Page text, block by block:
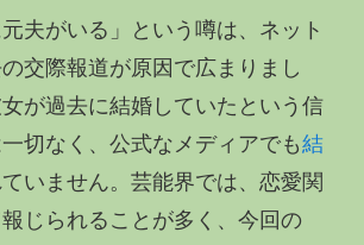
元夫がいる」という噂は、ネット
交際報道が原因で広まりまし
が過去に結婚していたという信
切なく、公式なメディアでも結
いません。芸能界では、恋愛関
じられることが多く、今回の